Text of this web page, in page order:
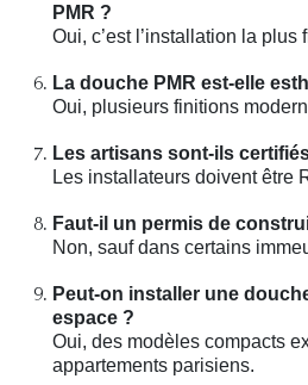
PMR ?
Oui, c’est l’installation la plus
La douche PMR est-elle
Oui, plusieurs finitions
Les artisans sont-ils
Les installateurs doivent être
Faut-il un permis de
Non, sauf dans certains
Peut-on installer une
espace ?
Oui, des modèles compacts
appartements parisiens.